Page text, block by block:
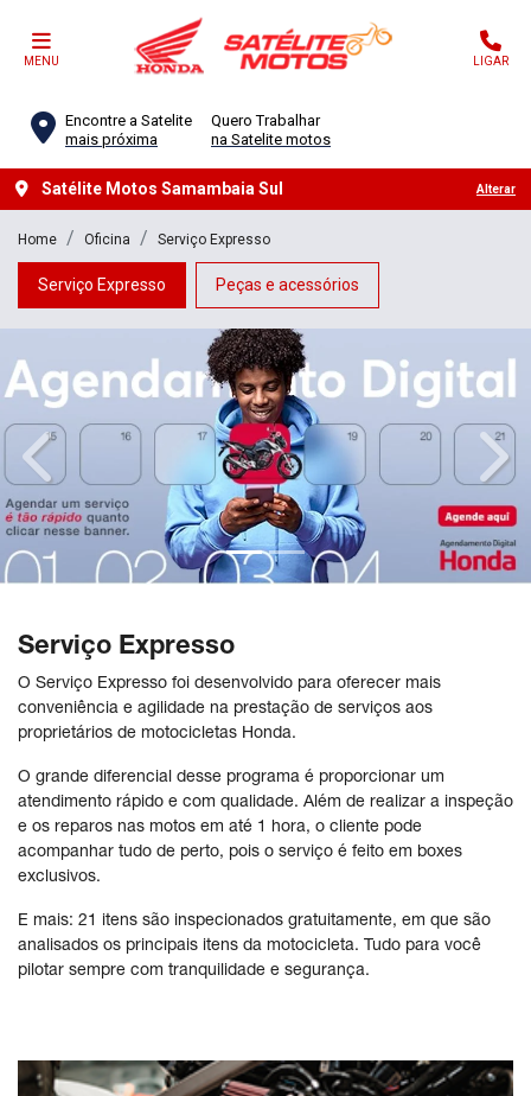
MENU LIGAR
Encontre a Satelite
mais próxima
Quero Trabalhar
na Satelite motos
Satélite Motos Samambaia Sul Alterar
Home Oficina Serviço Expresso
Serviço Expresso Peças e acessórios
templates.template-
Serviço Expresso
O Serviço Expresso foi desenvolvido para oferecer mais
conveniência e agilidade na prestação de serviços aos
proprietários de motocicletas Honda.
O grande diferencial desse programa é proporcionar um
atendimento rápido e com qualidade. Além de realizar a inspeção
e os reparos nas motos em até 1 hora, o cliente pode
acompanhar tudo de perto, pois o serviço é feito em boxes
exclusivos.
E mais: 21 itens são inspecionados gratuitamente, em que são
analisados os principais itens da motocicleta. Tudo para você
pilotar sempre com tranquilidade e segurança.